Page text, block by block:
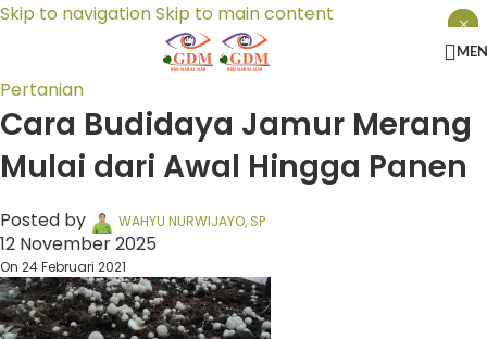
Skip to navigationSkip to main content
Pertanian
Cara Budidaya Jamur Merang
Mulai dari Awal Hingga Panen
Posted by WAHYU NURWIJAYO, SP
12 November 2025
On 24 Februari 2021
×
×
×